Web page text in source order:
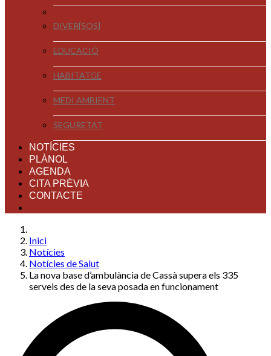
DIVER[SOS]
EDUCACIÓ
HABITATGE
MEDI AMBIENT
SEGURETAT
NOTÍCIES
PLÀNOL
AGENDA
CITA PRÈVIA
CONTACTE
Inici
Notícies
Notícies de Salut
La nova base d’ambulància de Cassà supera els 335
serveis des de la seva posada en funcionament